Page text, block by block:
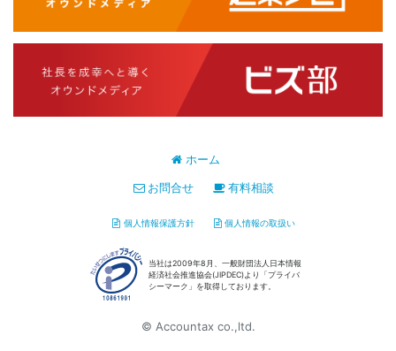
ホーム
お問合せ
有料相談
個人情報保護方針 個人情報の取扱い
当社は2009年8月、一般財団法人日本情報
経済社会推進協会(JIPDEC)より「プライバ
シーマーク」を取得しております。
© Accountax co.,ltd.